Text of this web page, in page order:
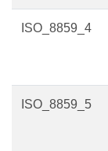
ISO_8859_4
ISO_8859_5